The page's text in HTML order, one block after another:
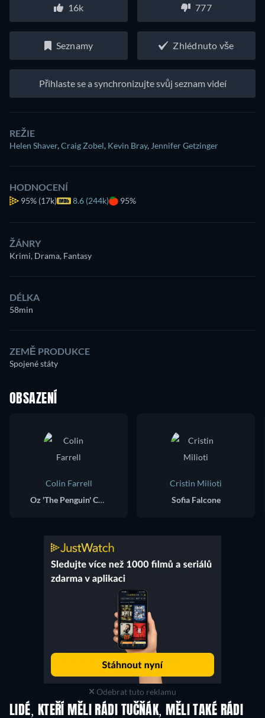
16k 777
Seznamy Zhlédnuto vše
Přihlaste se a synchronizujte svůj seznam videí
REŽIE
Helen Shaver,Craig Zobel, Kevin Bray, Jennifer Getzinger
HODNOCENÍ
95% (17k) 8.6 (244k) 95%
ŽÁNRY
Krimi, Drama, Fantasy
DÉLKA
58min
ZEMĚ PRODUKCE
Spojené státy
OBSAZENÍ
Colin Farrell
Oz 'The Penguin' Cobb
Cristin Milioti
Sofia Falcone
Odebrat tuto reklamu
LIDÉ, KTEŘÍ MĚLI RÁDI TUČŇÁK, MĚLI TAKÉ RÁDI
TV TV